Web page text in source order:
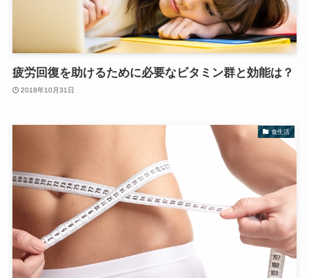
疲労回復を助けるために必要なビタミン群と効能は？
2018年10月31日
食生活